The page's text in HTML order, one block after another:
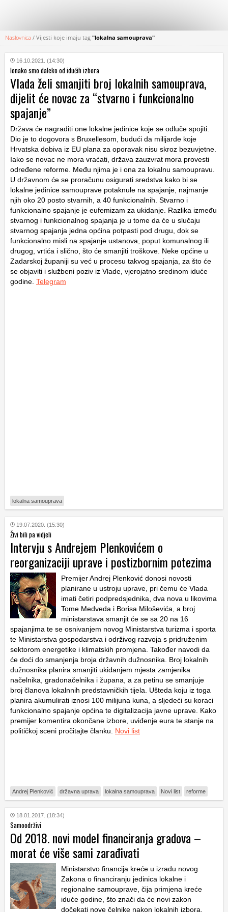
KATEGORIJE
HRVATSKI
WEB
Naslovnica / Vijesti koje imaju tag "lokalna samouprava"
16.10.2021. (14:30)
Ionako smo daleko od idućih izbora
Vlada želi smanjiti broj lokalnih samouprava,
dijelit će novac za “stvarno i funkcionalno
spajanje”
Država će nagraditi one lokalne jedinice koje se odluče spojiti.
Dio je to dogovora s Bruxellesom, budući da milijarde koje
Hrvatska dobiva iz EU plana za oporavak nisu skroz bezuvjetne.
Iako se novac ne mora vraćati, država zauzvrat mora provesti
određene reforme. Među njima je i ona za lokalnu samoupravu.
U državnom će se proračunu osigurati sredstva kako bi se
lokalne jedinice samouprave potaknule na spajanje, najmanje
njih oko 20 posto stvarnih, a 40 funkcionalnih. Stvarno i
funkcionalno spajanje je eufemizam za ukidanje. Razlika između
stvarnog i funkcionalnog spajanja je u tome da će u slučaju
stvarnog spajanja jedna općina potpasti pod drugu, dok se
funkcionalno misli na spajanje ustanova, poput komunalnog ili
drugog, vrtića i slično, što će smanjiti troškove. Neke općine u
Zadarskoj županiji su već u procesu takvog spajanja, za što će
se objaviti i službeni poziv iz Vlade, vjerojatno sredinom iduće
godine. Telegram
lokalna samouprava
19.07.2020. (15:30)
Živi bili pa vidjeli
Intervju s Andrejem Plenkovićem o
reorganizaciji uprave i postizbornim potezima
Premijer Andrej Plenković donosi novosti
planirane u ustroju uprave, pri čemu će Vlada
imati četiri podpredsjednika, dva nova u likovima
Tome Medveda i Borisa Miloševića, a broj
ministarstava smanjit će se sa 20 na 16
spajanjima te se osnivanjem novog Ministarstva turizma i sporta
te Ministarstva gospodarstva i održivog razvoja s pridruženim
sektorom energetike i klimatskih promjena. Također navodi da
će doći do smanjenja broja državnih dužnosnika. Broj lokalnih
dužnosnika planira smanjiti ukidanjem mjesta zamjenika
načelnika, gradonačelnika i župana, a za petinu se smanjuje
broj članova lokalnnih predstavničkih tijela. Ušteda koju iz toga
planira akumulirati iznosi 100 milijuna kuna, a sljedeći su koraci
funkcionalno spajanje općina te digitalizacija javne uprave. Kako
premijer komentira okončane izbore, uviđenje eura te stanje na
političkoj sceni pročitajte članku. Novi list
Andrej Plenković državna uprava lokalna samouprava Novi list reforme
18.01.2017. (18:34)
Samoodrživi
Od 2018. novi model financiranja gradova –
morat će više sami zarađivati
Ministarstvo financija kreće u izradu novog
Zakona o financiranju jedinica lokalne i
regionalne samouprave, čija primjena kreće
iduće godine, što znači da će novi zakon
dočekati nove čelnike nakon lokalnih izbora.